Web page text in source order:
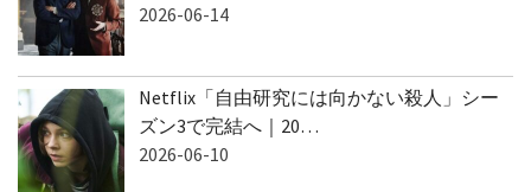
2026-06-14
Netflix「自由研究には向かない殺人」シー
ズン3で完結へ｜20…
2026-06-10